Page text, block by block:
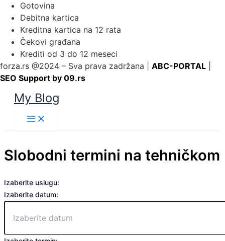
Gotovina
Debitna kartica
Kreditna kartica na 12 rata
Čekovi građana
Krediti od 3 do 12 meseci
forza.rs @2024 – Sva prava zadržana | ABC-PORTAL
SEO Support by 09.rs